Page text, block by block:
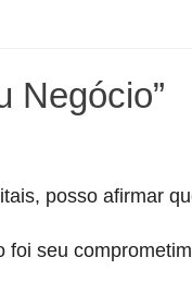
Negócio”
posso afirmar
seu